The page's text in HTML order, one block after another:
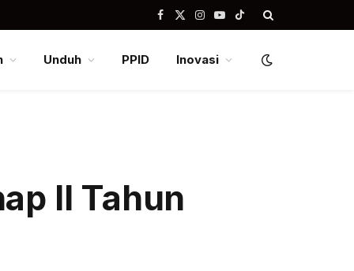
Facebook
X
Instagram
YouTube
TikTok
Unduh PPID Inovasi
II Tahun